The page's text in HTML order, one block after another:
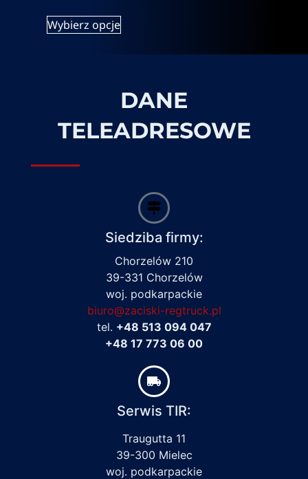
Wybierz opcje
DANE
TELEADRESOWE
Siedziba firmy:
Chorzelów 210
39-331 Chorzelów
woj. podkarpackie
biuro@zaciski-regtruck.pl
tel. +48 513 094 047
+48 17 773 06 00
Serwis TIR:
Traugutta 11
39-300 Mielec
woj. podkarpackie